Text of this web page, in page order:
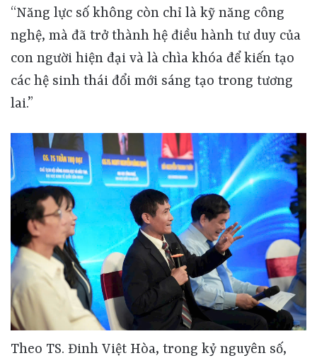
“Năng lực số không còn chỉ là kỹ năng công
nghệ, mà đã trở thành hệ điều hành tư duy của
con người hiện đại và là chìa khóa để kiến tạo
các hệ sinh thái đổi mới sáng tạo trong tương
lai.”
Theo TS. Đinh Việt Hòa, trong kỷ nguyên số,